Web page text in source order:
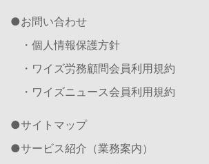
お問い合わせ
・個人情報保護方針
・ワイズ労務顧問会員利用規約
・ワイズニュース会員利用規約
サイトマップ
サービス紹介（業務案内）